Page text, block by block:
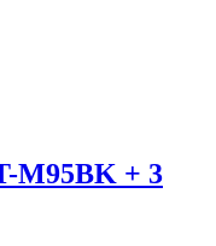
M95BK + 3